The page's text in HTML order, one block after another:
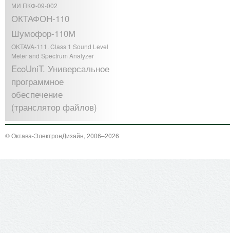
МИ ПКФ-09-002
ОКТАФОН-110
Шумофор-110М
OKTAVA-111. Class 1 Sound Level
Meter and Spectrum Analyzer
EcoUniT. Универсальное
программное
обеспечение
(транслятор файлов)
© Октава-ЭлектронДизайн, 2006–2026